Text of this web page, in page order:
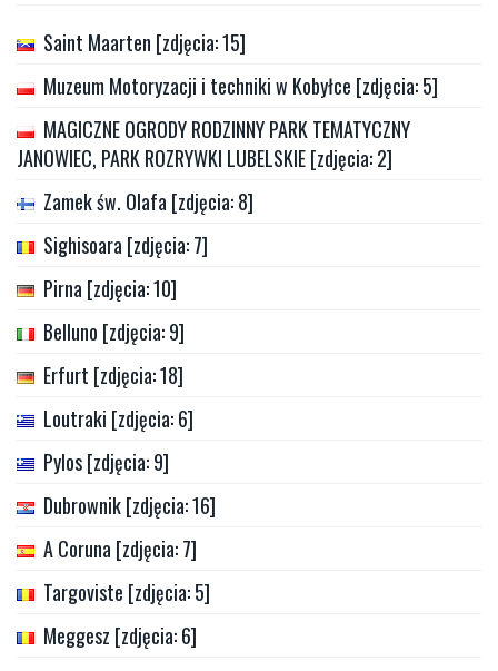
Saint Maarten [zdjęcia: 15]
Muzeum Motoryzacji i techniki w Kobyłce [zdjęcia: 5]
MAGICZNE OGRODY RODZINNY PARK TEMATYCZNY
JANOWIEC, PARK ROZRYWKI LUBELSKIE [zdjęcia: 2]
Zamek św. Olafa [zdjęcia: 8]
Sighisoara [zdjęcia: 7]
Pirna [zdjęcia: 10]
Belluno [zdjęcia: 9]
Erfurt [zdjęcia: 18]
Loutraki [zdjęcia: 6]
Pylos [zdjęcia: 9]
Dubrownik [zdjęcia: 16]
A Coruna [zdjęcia: 7]
Targoviste [zdjęcia: 5]
Meggesz [zdjęcia: 6]